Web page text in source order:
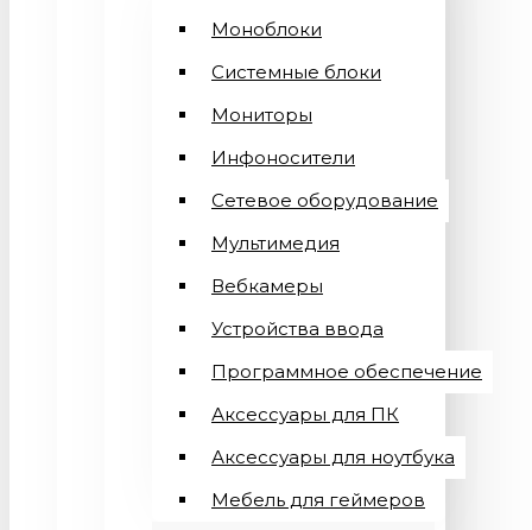
Моноблоки
Системные блоки
Мониторы
Инфоносители
Сетевое оборудование
Мультимедия
Вебкамеры
Устройства ввода
Программное обеспечение
Аксессуары для ПК
Аксессуары для ноутбука
Мебель для геймеров